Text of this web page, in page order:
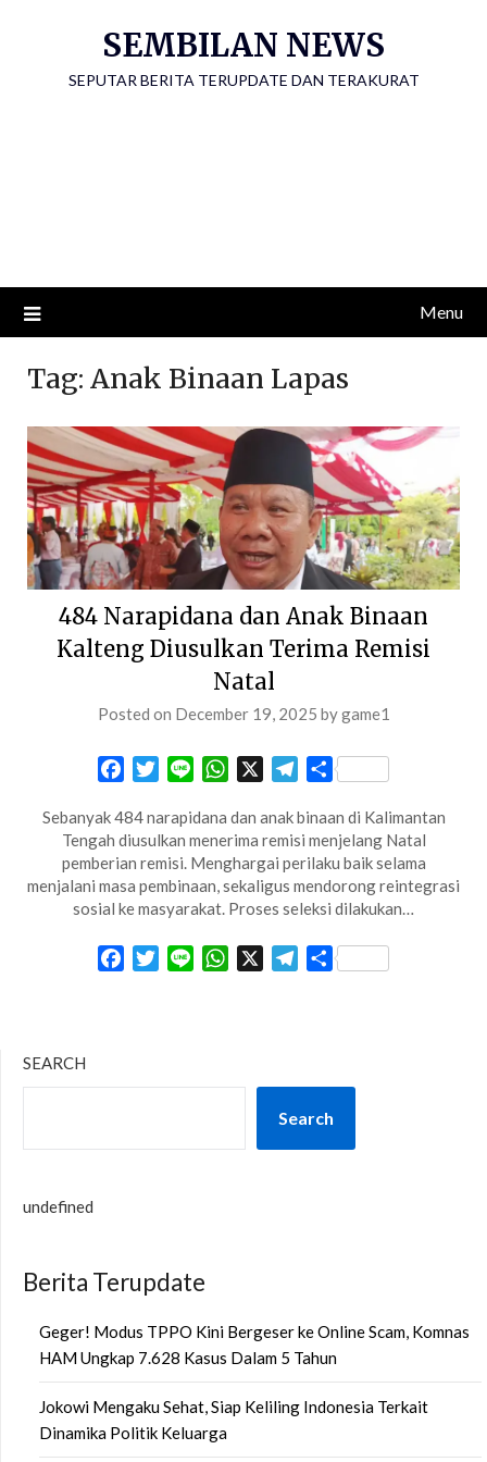
SEMBILAN NEWS
SEPUTAR BERITA TERUPDATE DAN TERAKURAT
Menu
Tag: Anak Binaan Lapas
484 Narapidana dan Anak Binaan
Kalteng Diusulkan Terima Remisi
Natal
Posted on December 19, 2025 bygame1
FacebookTwitterLine WhatsApp Telegram
Share
Sebanyak 484 narapidana dan anak binaan di Kalimantan
Tengah diusulkan menerima remisi menjelang Natal
pemberian remisi. Menghargai perilaku baik selama
menjalani masa pembinaan, sekaligus mendorong reintegrasi
sosial ke masyarakat. Proses seleksi dilakukan…
FacebookTwitterLine WhatsApp Telegram
Share
SEARCH
Search
undefined
Berita Terupdate
Geger! Modus TPPO Kini Bergeser ke Online Scam, Komnas
HAM Ungkap 7.628 Kasus Dalam 5 Tahun
Jokowi Mengaku Sehat, Siap Keliling Indonesia Terkait
Dinamika Politik Keluarga